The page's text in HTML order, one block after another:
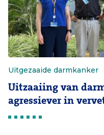
Uitgezaaide darmkanker
Uitzaaiing van
agressiever in